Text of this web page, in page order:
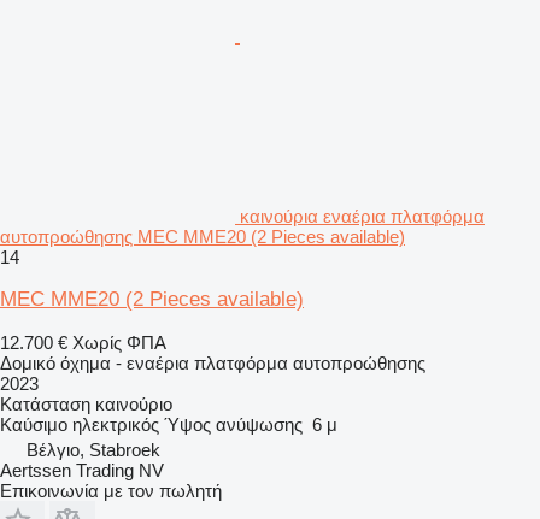
καινούρια εναέρια πλατφόρμα
αυτοπροώθησης MEC MME20 (2 Pieces available)
14
MEC MME20 (2 Pieces available)
12.700 € Χωρίς ΦΠΑ
Δομικό όχημα - εναέρια πλατφόρμα αυτοπροώθησης
2023
Κατάσταση καινούριο
Καύσιμο ηλεκτρικός Ύψος ανύψωσης 6 μ
Βέλγιο, Stabroek
Aertssen Trading NV
Επικοινωνία με τον πωλητή